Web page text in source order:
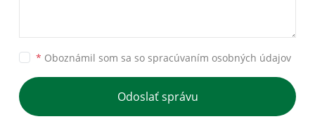
* Oboznámil som sa so spracúvaním osobných údajov
Odoslať správu